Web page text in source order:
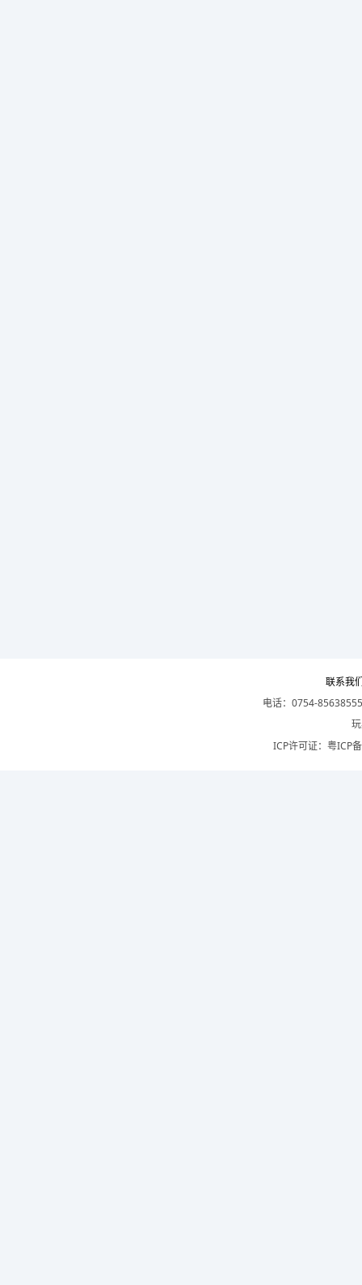
联系我
电话：0754-
ICP许可证： 粤ICP